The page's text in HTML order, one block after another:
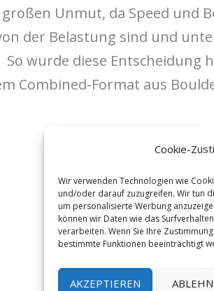
Cookie-
Wir verwenden Technologien wie
und/oder darauf zuzugreifen. Wir tun
um personalisierte Werbung
können wir Daten wie das
verarbeiten. Wenn Sie Ihre
bestimmte Funktionen beeinträchtigt
AKZEPTIEREN
großen Unmut, da Speed und
der Belastung sind und
wurde diese Entscheidung
Combined-Format aus